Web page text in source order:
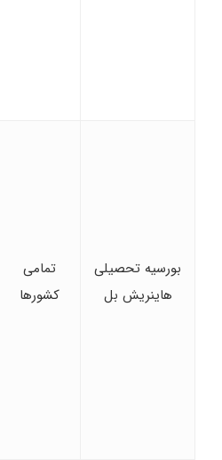
بورسیه تحصیلی
هاینریش بل
تمامی
کشورها